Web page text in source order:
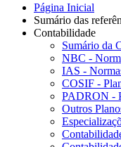
Página Inicial
Sumário das
Contabilidade
Sumário da
NBC -
IAS -
COSIF -
PADRON -
Outros